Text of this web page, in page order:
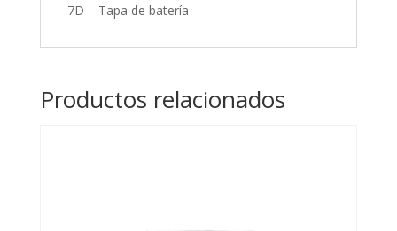
7D – Tapa de batería
Productos relacionados